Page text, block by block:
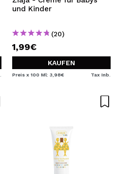
und Kinder
(20)
1,99€
KAUFEN
Preis x 100 Ml: 3,98€ Tax Inb.